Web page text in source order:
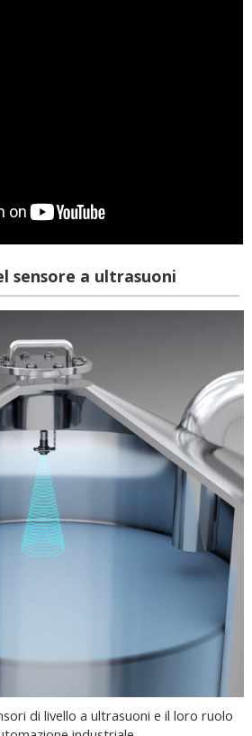
sensore a ultrasuoni
di livello a ultrasuoni e il loro ruolo